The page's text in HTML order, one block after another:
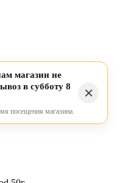
магазин не
в субботу 8
посещения магазина.